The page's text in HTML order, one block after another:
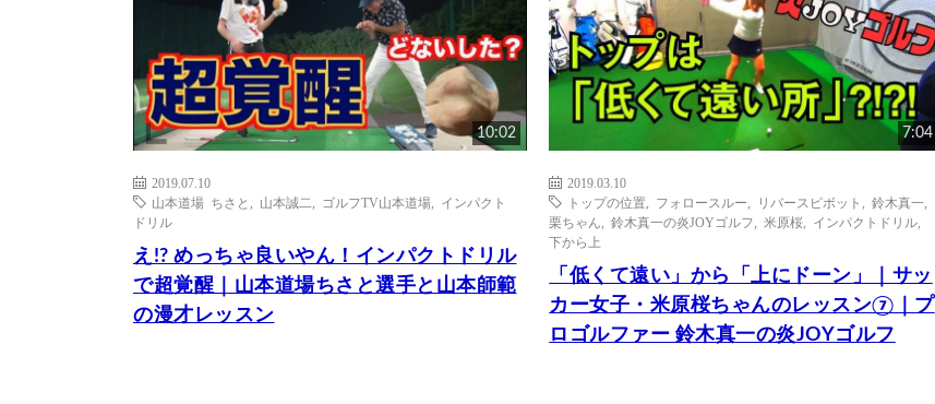
10:02
2019.07.10
山本道場 ちさと
山本誠二 ゴルフTV山本道場
インパクト
ドリル
え!? めっちゃ良いやん！インパクトドリル
で超覚醒｜山本道場ちさと選手と山本師範
の漫才レッスン
7:04
2019.03.10
トップの位置
フォロースルー リバースピボット ,鈴木真一
栗ちゃん
,鈴木真一の炎JOYゴルフ ,米原桜 インパクトドリル
下から上
「低くて遠い」から「上にドーン」｜サッ
カー女子・米原桜ちゃんのレッスン⑦｜プ
ロゴルファー 鈴木真一の炎JOYゴルフ